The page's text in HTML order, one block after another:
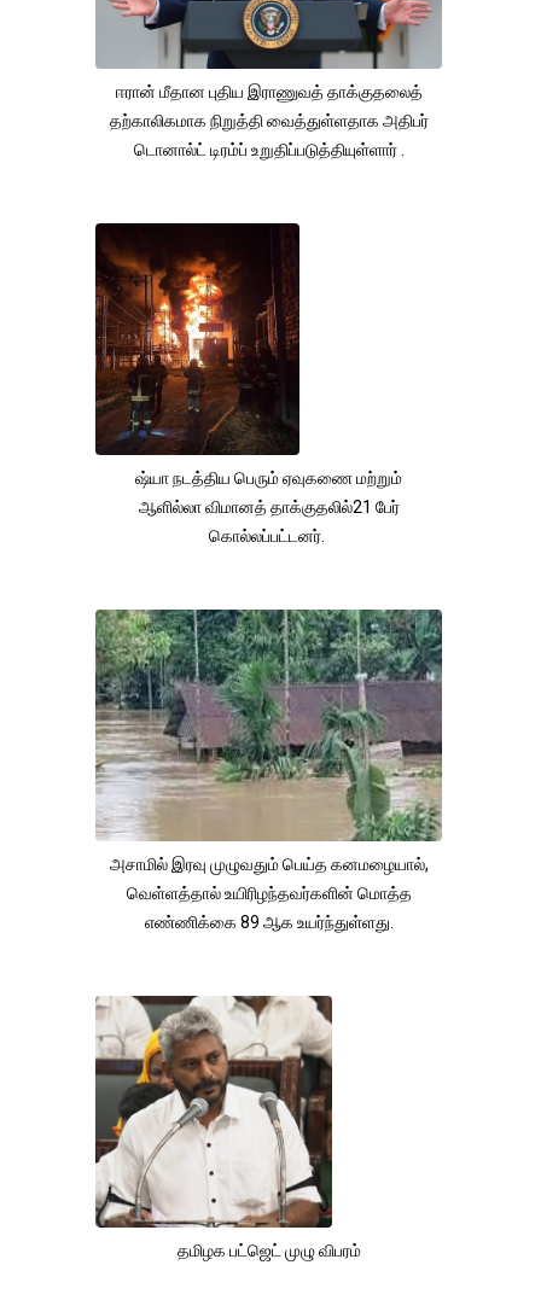
ஈரான் மீதான புதிய இராணுவத் தாக்குதலைத்
தற்காலிகமாக நிறுத்தி வைத்துள்ளதாக அதிபர்
டொனால்ட் டிரம்ப் உறுதிப்படுத்தியுள்ளார் .
ஷ்யா நடத்திய பெரும் ஏவுகணை மற்றும்
ஆளில்லா விமானத் தாக்குதலில்21 பேர்
கொல்லப்பட்டனர்.
அசாமில் இரவு முழுவதும் பெய்த கனமழையால்,
வெள்ளத்தால் உயிரிழந்தவர்களின் மொத்த
எண்ணிக்கை 89 ஆக உயர்ந்துள்ளது.
தமிழக பட்ஜெட் முழு விபரம்